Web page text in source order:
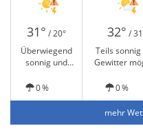
31° / 20° 32° /
Überwiegend
sonnig und
Teils sonnig
Gewitter
0 % 0 %
mehr